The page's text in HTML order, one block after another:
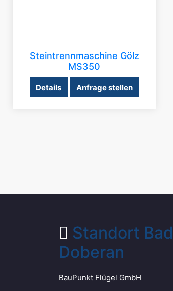
Steintrennmaschine Gölz
MS350
Details Anfrage stellen
Standort Bad
Doberan
BauPunkt Flügel GmbH